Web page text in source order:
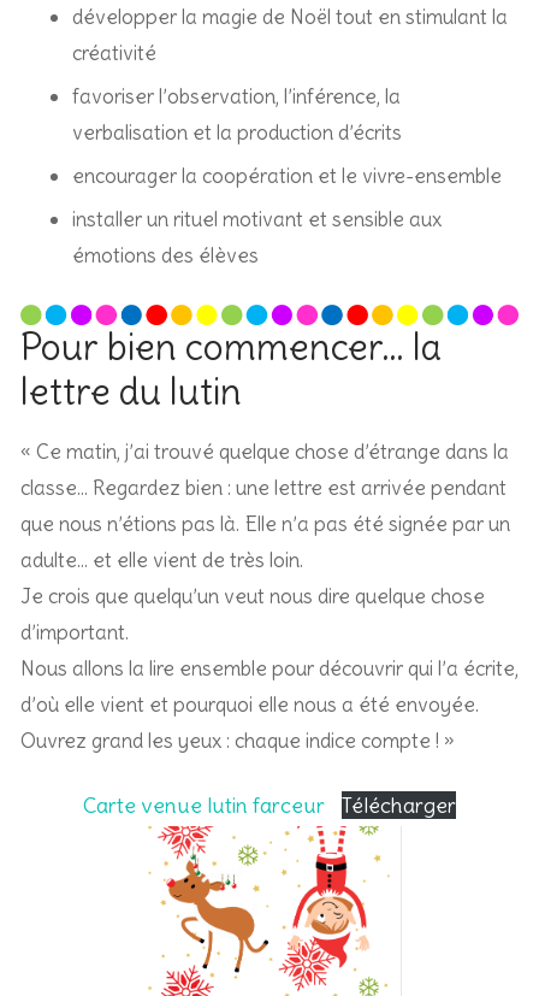
développer la magie de Noël tout en stimulant la
créativité
favoriser l’observation, l’inférence, la
verbalisation et la production d’écrits
encourager la coopération et le vivre-ensemble
installer un rituel motivant et sensible aux
émotions des élèves
Pour bien commencer… la
lettre du lutin
« Ce matin, j’ai trouvé quelque chose d’étrange dans la
classe… Regardez bien : une lettre est arrivée pendant
que nous n’étions pas là. Elle n’a pas été signée par un
adulte… et elle vient de très loin.
Je crois que quelqu’un veut nous dire quelque chose
d’important.
Nous allons la lire ensemble pour découvrir qui l’a écrite,
d’où elle vient et pourquoi elle nous a été envoyée.
Ouvrez grand les yeux : chaque indice compte ! »
Carte venue lutin farceur Télécharger